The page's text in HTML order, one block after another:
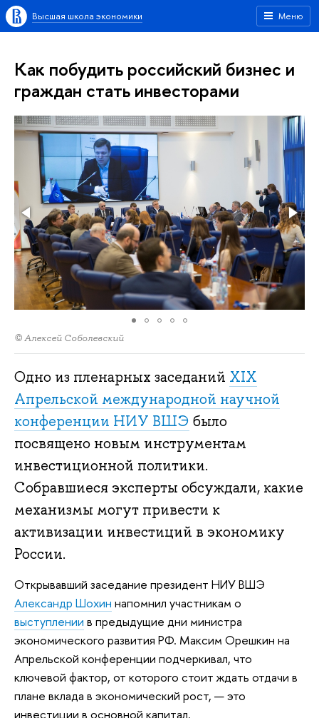
Меню
Высшая школа экономики
Как побудить российский бизнес и
граждан стать инвесторами
© Алексей Соболевский
Одно из пленарных заседаний XIX
Апрельской международной научной
конференции НИУ ВШЭ было
посвящено новым инструментам
инвестиционной политики.
Собравшиеся эксперты обсуждали, какие
механизмы могут привести к
активизации инвестиций в экономику
России.
Открывавший заседание президент НИУ ВШЭ
Александр Шохин напомнил участникам о
выступлении в предыдущие дни министра
экономического развития РФ. Максим Орешкин на
Апрельской конференции подчеркивал, что
ключевой фактор, от которого стоит ждать отдачи в
плане вклада в экономический рост, — это
инвестиции в основной капитал.